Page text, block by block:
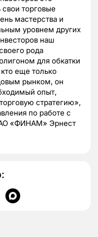
торговые
мастерства и
уровнем других
наш
рода
для обкатки
еще только
рынком, он
опыт,
стратегию»,
по работе с
«ФИНАМ» Эрнест